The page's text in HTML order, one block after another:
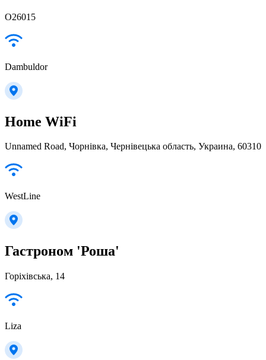
О26015
Dambuldor
Home WiFi
Unnamed Road, Чорнівка, Чернівецька область, Украина, 60310
WestLine
Гастроном 'Роша'
Горіхівська, 14
Liza